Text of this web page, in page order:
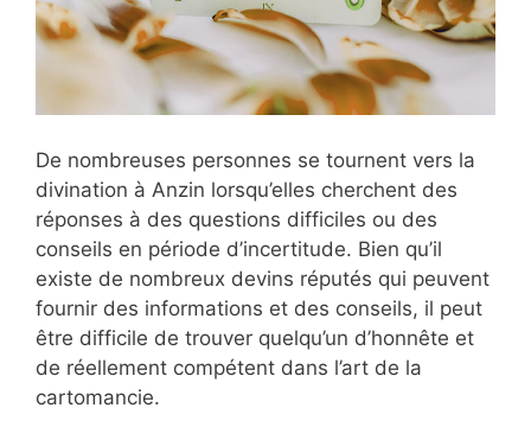
De nombreuses personnes se tournent vers la
divination à Anzin lorsqu’elles cherchent des
réponses à des questions difficiles ou des
conseils en période d’incertitude. Bien qu’il
existe de nombreux devins réputés qui peuvent
fournir des informations et des conseils, il peut
être difficile de trouver quelqu’un d’honnête et
de réellement compétent dans l’art de la
cartomancie.